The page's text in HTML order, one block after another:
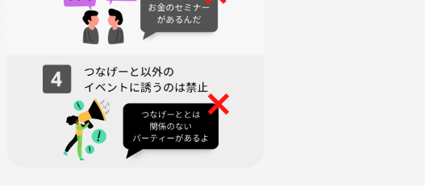
が楽しめる
しつこいナンパ・暴言など
等への無許可投稿
動をする方、運営側の指示に従っていただけない方や運営側が参加者様としてふさ
をお断りする場合がございます。